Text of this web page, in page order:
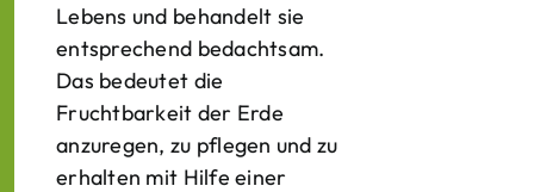
Lebens und behandelt sie
entsprechend bedachtsam.
Das bedeutet die
Fruchtbarkeit der Erde
anzuregen, zu pflegen und zu
erhalten mit Hilfe einer